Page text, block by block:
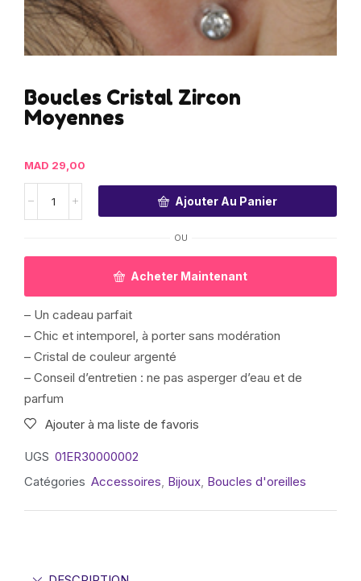
Boucles Cristal Zircon
Moyennes
MAD 29,00
Ajouter Au Panier
OU
Acheter Maintenant
– Un cadeau parfait
– Chic et intemporel, à porter sans modération
– Cristal de couleur argenté
– Conseil d’entretien : ne pas asperger d’eau et de
parfum
Ajouter à ma liste de favoris
UGS 01ER30000002
Catégories Accessoires, Bijoux, Boucles d'oreilles